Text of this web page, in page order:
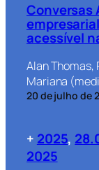
Conversas
acessível
Alan Thomas,
Mariana
20 de julho de
+ 2025,
2025